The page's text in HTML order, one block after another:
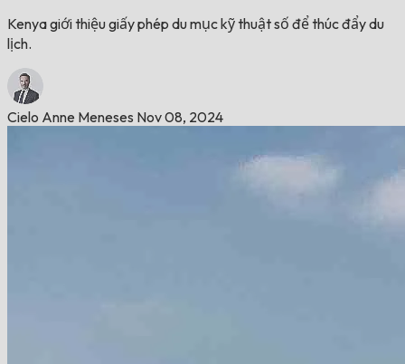
Kenya giới thiệu giấy phép du mục kỹ thuật số để thúc đẩy du
lịch.
Cielo Anne Meneses Nov 08, 2024